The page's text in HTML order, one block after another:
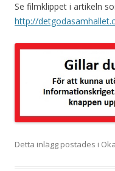
Se filmklippet i artikeln
http://
Detta inlägg postades i